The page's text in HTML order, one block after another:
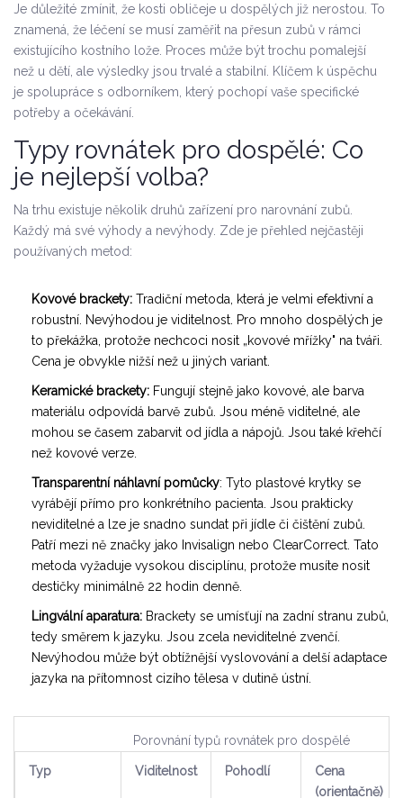
Je důležité zmínit, že kosti obličeje u dospělých již nerostou. To
znamená, že léčení se musí zaměřit na přesun zubů v rámci
existujícího kostního lože. Proces může být trochu pomalejší
než u dětí, ale výsledky jsou trvalé a stabilní. Klíčem k úspěchu
je spolupráce s odborníkem, který pochopí vaše specifické
potřeby a očekávání.
Typy rovnátek pro dospělé: Co
je nejlepší volba?
Na trhu existuje několik druhů zařízení pro narovnání zubů.
Každý má své výhody a nevýhody. Zde je přehled nejčastěji
používaných metod:
Kovové brackety: Tradiční metoda, která je velmi efektivní a
robustní. Nevýhodou je viditelnost. Pro mnoho dospělých je
to překážka, protože nechcoci nosit „kovové mřížky" na tváři.
Cena je obvykle nižší než u jiných variant.
Keramické brackety: Fungují stejně jako kovové, ale barva
materiálu odpovídá barvě zubů. Jsou méně viditelné, ale
mohou se časem zabarvit od jídla a nápojů. Jsou také křehčí
než kovové verze.
Transparentní náhlavní pomůcky: Tyto plastové krytky se
vyrábějí přímo pro konkrétního pacienta. Jsou prakticky
neviditelné a lze je snadno sundat při jídle či čištění zubů.
Patří mezi ně značky jako Invisalign nebo ClearCorrect. Tato
metoda vyžaduje vysokou disciplínu, protože musíte nosit
destičky minimálně 22 hodin denně.
Lingvální aparatura: Brackety se umísťují na zadní stranu zubů,
tedy směrem k jazyku. Jsou zcela neviditelné zvenčí.
Nevýhodou může být obtížnější vyslovování a delší adaptace
jazyka na přítomnost cizího tělesa v dutině ústní.
Porovnání typů rovnátek pro dospělé
Typ Viditelnost Pohodlí
Cena
(orientačně)